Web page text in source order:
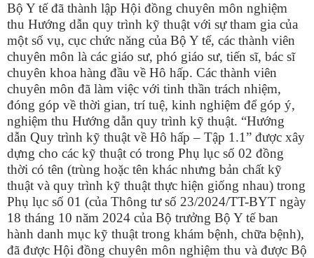
Bộ Y tế đã thành lập Hội đồng chuyên môn nghiệm
thu Hướng dẫn quy trình kỹ thuật với sự tham gia của
một số vụ, cục chức năng của Bộ Y tế, các thành viên
chuyên môn là các giáo sư, phó giáo sư, tiến sĩ, bác sĩ
chuyên khoa hàng đầu về Hô hấp. Các thành viên
chuyên môn đã làm việc với tinh thần trách nhiệm,
đóng góp về thời gian, trí tuệ, kinh nghiệm để góp ý,
nghiệm thu Hướng dẫn quy trình kỹ thuật. “Hướng
dẫn Quy trình kỹ thuật về Hô hấp – Tập 1.1” được xây
dựng cho các kỹ thuật có trong Phụ lục số 02 đồng
thời có tên (trùng hoặc tên khác nhưng bản chất kỹ
thuật và quy trình kỹ thuật thực hiện giống nhau) trong
Phụ lục số 01 (của Thông tư số 23/2024/TT-BYT ngày
18 tháng 10 năm 2024 của Bộ trưởng Bộ Y tế ban
hành danh mục kỹ thuật trong khám bệnh, chữa bệnh),
đã được Hội đồng chuyên môn nghiệm thu và được Bộ